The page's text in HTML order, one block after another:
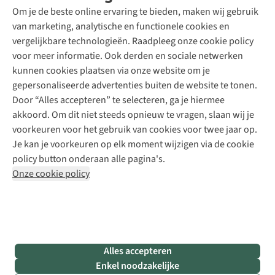
Om je de beste online ervaring te bieden, maken wij gebruik
van marketing, analytische en functionele cookies en
vergelijkbare technologieën. Raadpleeg onze cookie policy
voor meer informatie. Ook derden en sociale netwerken
kunnen cookies plaatsen via onze website om je
gepersonaliseerde advertenties buiten de website te tonen.
Door “Alles accepteren” te selecteren, ga je hiermee
akkoord. Om dit niet steeds opnieuw te vragen, slaan wij je
voorkeuren voor het gebruik van cookies voor twee jaar op.
Je kan je voorkeuren op elk moment wijzigen via de cookie
policy button onderaan alle pagina's.
Onze cookie policy
Alles accepteren
Enkel noodzakelijke
Schoenherstelling
Kledingherstelling
Retouches
Voor bedrijven
Explore Academy
Explore Camp
Gear Check
Inspiratie & advies
Meld je aan voor de nieuwsbrief
Follow us
Disclaimer Privacy Policy
Algemene voorwaarden
Cookie Policy